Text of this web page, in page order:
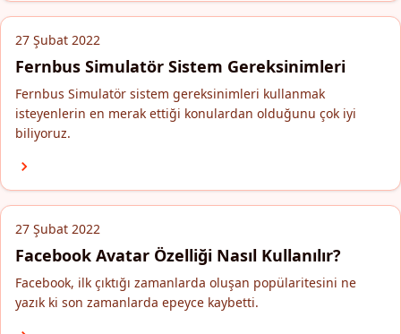
27 Şubat 2022
Fernbus Simulatör Sistem Gereksinimleri
Fernbus Simulatör sistem gereksinimleri kullanmak
isteyenlerin en merak ettiği konulardan olduğunu çok iyi
biliyoruz.
27 Şubat 2022
Facebook Avatar Özelliği Nasıl Kullanılır?
Facebook, ilk çıktığı zamanlarda oluşan popülaritesini ne
yazık ki son zamanlarda epeyce kaybetti.